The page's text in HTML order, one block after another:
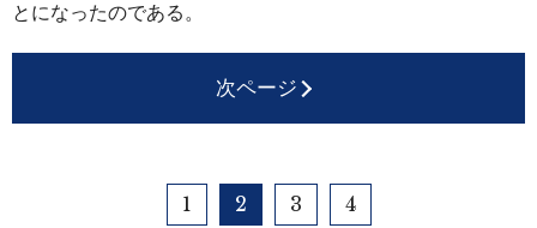
とになったのである。
次ページ
1 2 3 4